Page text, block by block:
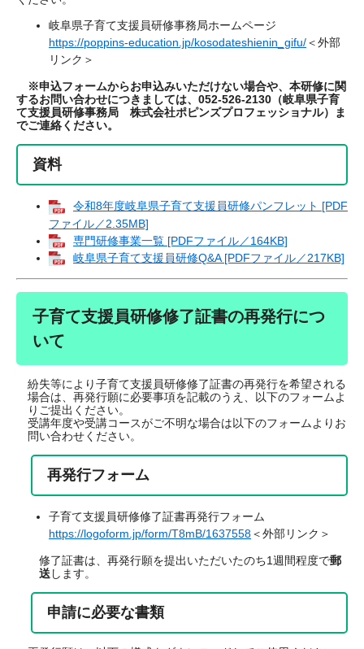
岐阜県子育て支援員研修事務局ホームページ
https://poppins-education.jp/kosodateshienin_gifu/＜外部
リンク＞
※申込フォームからお申込みいただけない場合や、本研修に関
するお問い合わせにつきましては、052-526-2130（岐阜県子育
て支援員研修事務局 株式会社ポピンズプロフェッショナル）ま
でご連絡ください。
資料
令和8年度岐阜県子育て支援員研修パンフレット [PDF
ファイル／2.35MB]
専門研修事業一覧 [PDFファイル／164KB]
岐阜県子育て支援員研修Q&A [PDFファイル／217KB]
子育て支援員研修修了証書の再発行につ
いて
紛失等により子育て支援員研修修了証書の再発行を希望される
場合は、再発行願に必要事項を記載のうえ、以下のフォームよ
りご提出ください。
受講年度や受講コースがご不明な場合は以下のフォームよりお
問い合わせください。
再発行フォーム
子育て支援員研修修了証書再発行フォーム
https://logoform.jp/form/T8mB/1637558＜外部リンク＞
修了証書は、再発行願を提出いただいたのち1週間程度で郵
送します。
申請に必要な書類